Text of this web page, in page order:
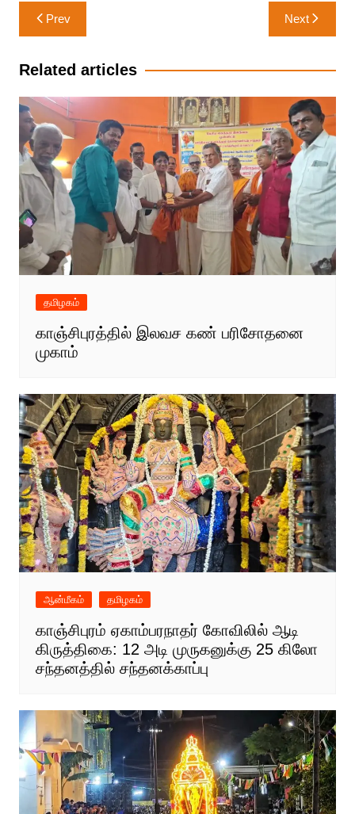
Post
navigation
Prev Next
Related articles
தமிழகம்
காஞ்சிபுரத்தில் இலவச கண் பரிசோதனை
முகாம்
ஆன்மீகம் தமிழகம்
காஞ்சிபுரம் ஏகாம்பரநாதர் கோவிலில் ஆடி
கிருத்திகை: 12 அடி முருகனுக்கு 25 கிலோ
சந்தனத்தில் சந்தனக்காப்பு